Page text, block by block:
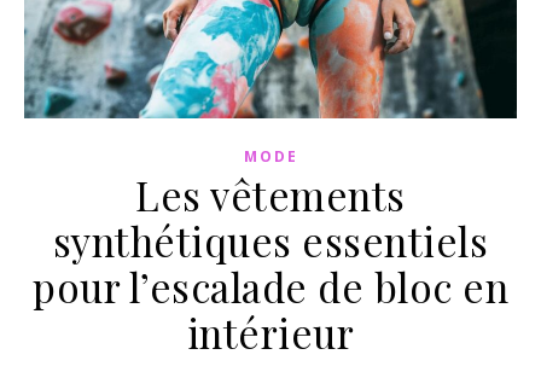
MODE
Les vêtements
synthétiques essentiels
pour l’escalade de bloc en
intérieur